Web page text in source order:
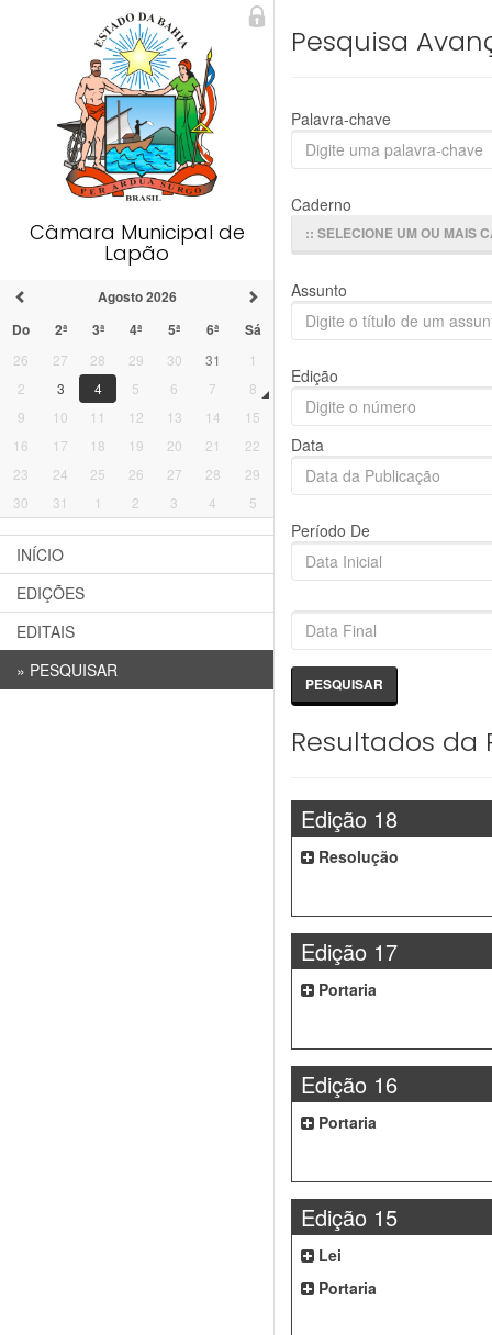
Câmara Municipal de
Lapão
Agosto 2026
Do
2ª 3ª 4ª 5ª 6ª Sá
26 27 28 29 30 31
1
2
3 4 5 6 7
8
9
10 11 12 13 14
15
16
17 18 19 20 21
22
23
24 25 26 27 28
29
30
31 1 2 3 4 5
INÍCIO
EDIÇÕES
EDITAIS
» PESQUISAR
Pesquisa
Palavra-chave
Caderno
:: SELECIONE UM OU MAIS
Assunto
Edição
Data
Período De
Resultados da
Edição 18
Resolução
Edição 17
Portaria
Edição 16
Portaria
Edição 15
Lei
Portaria